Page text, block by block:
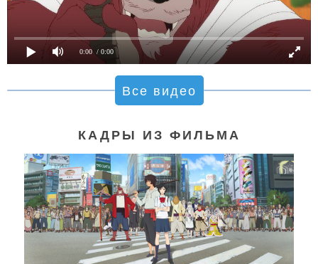
0:00 / 0:00
Все видео
КАДРЫ ИЗ ФИЛЬМА